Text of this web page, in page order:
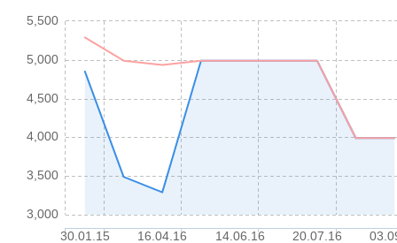
30.01.15 16.04.16 14.06.16 20.07.16
3,000
3,500
4,000
4,500
5,000
5,500